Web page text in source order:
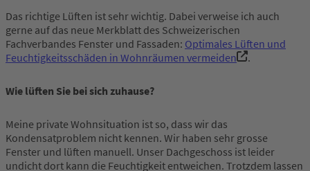
Das richtige Lüften ist sehr wichtig. Dabei verweise ich auch
gerne auf das neue Merkblatt des Schweizerischen
Fachverbandes Fenster und Fassaden: Optimales Lüften und
Feuchtigkeitsschäden in Wohnräumen vermeiden
.
Wie lüften Sie bei sich zuhause?
Meine private Wohnsituation ist so, dass wir das
Kondensatproblem nicht kennen. Wir haben sehr grosse
Fenster und lüften manuell. Unser Dachgeschoss ist leider
undicht dort kann die Feuchtigkeit entweichen. Trotzdem lassen